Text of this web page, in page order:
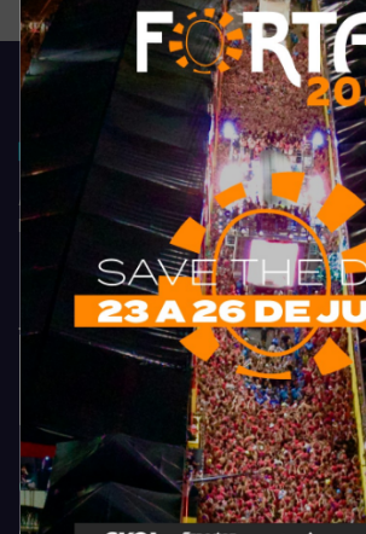
Acompanhe todas as novidades do
Fortaleza. Dicas, promoções, coberturas
Categorias